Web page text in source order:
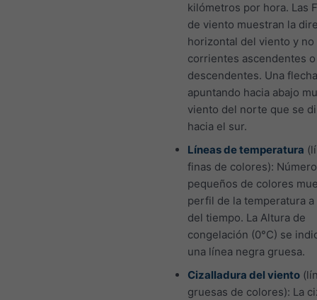
kilómetros por hora. Las
de viento muestran la
horizontal del viento y no
corrientes ascendentes o
descendentes. Una flecha
apuntando hacia abajo
viento del norte que se
hacia el sur.
Líneas de temperatura
finas de colores):
pequeños de colores
perfil de la temperatura
del tiempo. La Altura de
congelación (0°C) se
una línea negra gruesa.
Cizalladura del viento
gruesas de colores): La